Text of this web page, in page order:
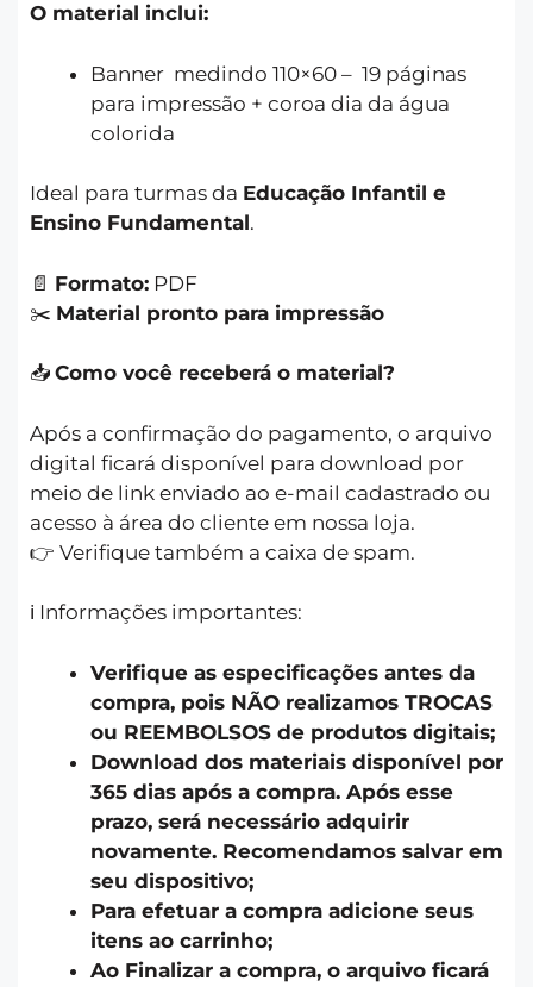
O material inclui:
Banner medindo 110×60 – 19 páginas
para impressão + coroa dia da água
colorida
Ideal para turmas da Educação Infantil e
Ensino Fundamental.
📄 Formato: PDF
✂️ Material pronto para impressão
📥 Como você receberá o material?
Após a confirmação do pagamento, o arquivo
digital ficará disponível para download por
meio de link enviado ao e-mail cadastrado ou
acesso à área do cliente em nossa loja.
👉 Verifique também a caixa de spam.
ℹ️ Informações importantes:
Verifique as especificações antes da
compra, pois NÃO realizamos TROCAS
ou REEMBOLSOS de produtos digitais;
Download dos materiais disponível por
365 dias após a compra. Após esse
prazo, será necessário adquirir
novamente. Recomendamos salvar em
seu dispositivo;
Para efetuar a compra adicione seus
itens ao carrinho;
Ao Finalizar a compra, o arquivo ficará